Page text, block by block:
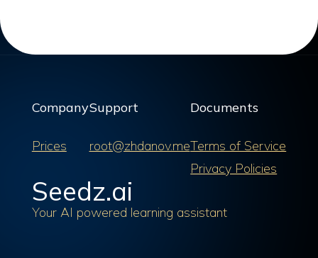
Company
Prices
Support
root@zhdanov.me
Documents
Terms of Service
Privacy Policies
Seedz.ai
Your AI powered learning assistant